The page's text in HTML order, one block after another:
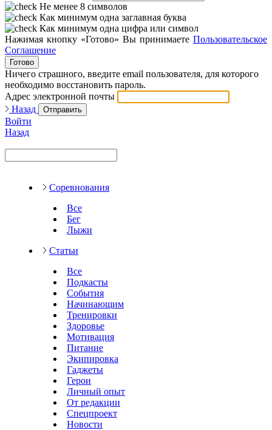
Не менее 8 символов
Как минимум одна заглавная буква
Как минимум одна цифра или символ
Нажимая кнопку «Готово» Вы принимаете Пользовательское
Соглашение
Готово
Ничего страшного, введите email пользователя, для которого
необходимо восстановить пароль.
Адрес электронной почты
Назад
Отправить
Войти
Назад
Соревнования
Все
Бег
Лыжи
Статьи
Все
Подкасты
События
Начинающим
Тренировки
Здоровье
Мотивация
Питание
Экипировка
Гаджеты
Герои
Личный опыт
От редакции
Спецпроект
Новости